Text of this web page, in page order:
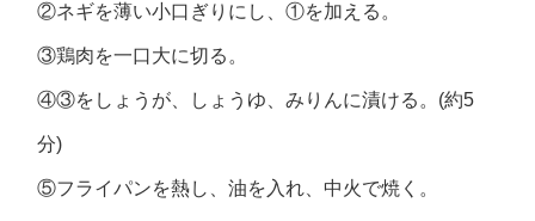
②ネギを薄い小口ぎりにし、①を加える。
③鶏肉を一口大に切る。
④③をしょうが、しょうゆ、みりんに漬ける。(約5
分)
⑤フライパンを熱し、油を入れ、中火で焼く。